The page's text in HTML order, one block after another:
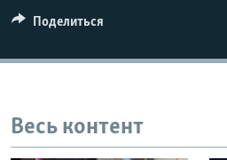
Поделиться
Весь контент